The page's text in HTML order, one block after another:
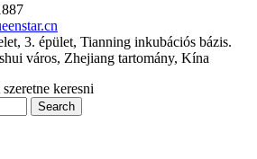
3. épület, Tianning inkubációs bázis.
város, Zhejiang tartomány, Kína
keresni